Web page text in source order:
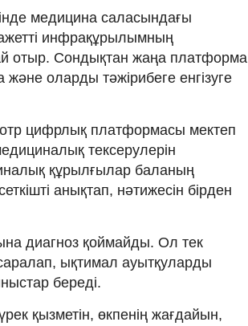
медицина саласындағы
инфрақұрылымның
отыр. Сондықтан жаңа платформа
оларды тәжірибеге енгізуге
цифрлық платформасы мектеп
тексерулерін
құрылғылар баланың
анықтап, нәтижесін бірден
диагноз қоймайды. Ол тек
ықтимал ауытқуларды
береді.
қызметін, өкпенің жағдайын,